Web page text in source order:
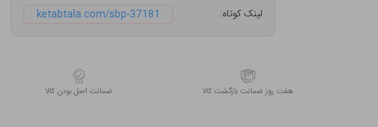
لینک کوتاه: ketabtala.com/sbp-37181
هفت روز ضمانت بازگشت کالا ﺿﻤﺎﻧﺖ اﺻﻞ ﺑﻮدن ﮐﺎﻟﺎ